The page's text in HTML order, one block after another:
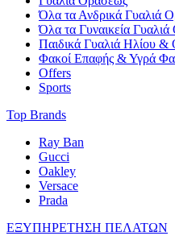
Όλα τα Ανδρικά Γυαλιά
Όλα τα Γυναικεία
Παιδικά Γυαλιά Ηλίου
Φακοί Επαφής & Υγρά
Offers
Sports
Top Brands
Ray Ban
Gucci
Oakley
Versace
Prada
ΕΞΥΠΗΡΕΤΗΣΗ ΠΕΛΑΤΩΝ